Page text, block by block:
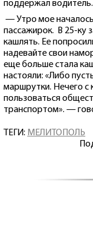
поддержал водитель.
— Утро мое
пассажирок. В 25-ку
кашлять. Ее
надевайте свои
еще больше стала
настояли: «Либо
маршрутки. Нечего с
пользоваться
транспортом». —
ТЕГИ: МЕЛИТОПОЛЬ